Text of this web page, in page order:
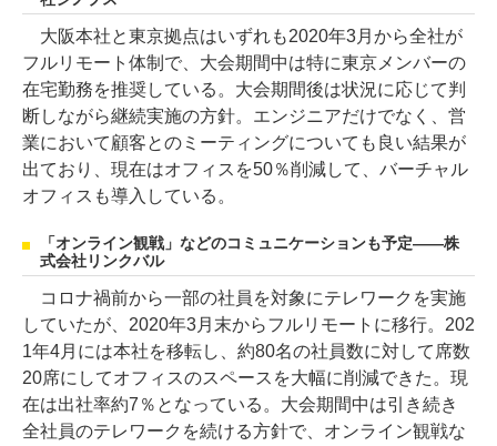
大阪本社と東京拠点はいずれも2020年3月から全社が
フルリモート体制で、大会期間中は特に東京メンバーの
在宅勤務を推奨している。大会期間後は状況に応じて判
断しながら継続実施の方針。エンジニアだけでなく、営
業において顧客とのミーティングについても良い結果が
出ており、現在はオフィスを50％削減して、バーチャル
オフィスも導入している。
「オンライン観戦」などのコミュニケーションも予定――株
式会社リンクバル
コロナ禍前から一部の社員を対象にテレワークを実施
していたが、2020年3月末からフルリモートに移行。202
1年4月には本社を移転し、約80名の社員数に対して席数
20席にしてオフィスのスペースを大幅に削減できた。現
在は出社率約7％となっている。大会期間中は引き続き
全社員のテレワークを続ける方針で、オンライン観戦な